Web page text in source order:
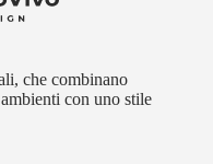
che combinano
con uno stile